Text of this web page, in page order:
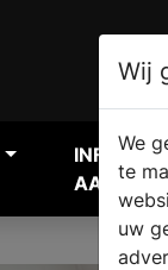
Wij
We
te
uw